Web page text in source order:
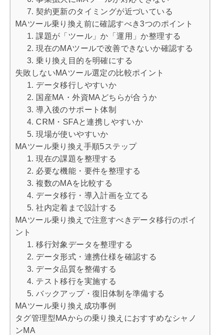
7. 契約更新のタイミングが近づいている
MAツール乗り換え前に確認すべき3つのポイント
1. 課題が「ツール」か「運用」か整理する
2. 現在のMAツールで改善できないか確認する
3. 乗り換え目的を明確にする
失敗しないMAツール選定の比較ポイント
1. データ移行しやすいか
2. 国産MA・外資MAどちらが合うか
3. 導入後のサポート体制
4. CRM・SFAと連携しやすいか
5. 現場が使いやすいか
MAツール乗り換え手順5ステップ
1. 現在の課題を整理する
2. 必要な機能・要件を整理する
3. 複数のMAを比較する
4. データ移行・導入計画を立てる
5. 社内定着まで設計する
MAツール乗り換えで注意すべきデータ移行のポイ
ント
1. 移行対象データを整理する
2. データ形式・連携仕様を確認する
3. データ品質を整備する
4. テスト移行を実施する
5. バックアップ・復旧体制を準備する
MAツール乗り換え成功事例
タグ管理型MAからの乗り換えにおすすめなシャノ
ンMA